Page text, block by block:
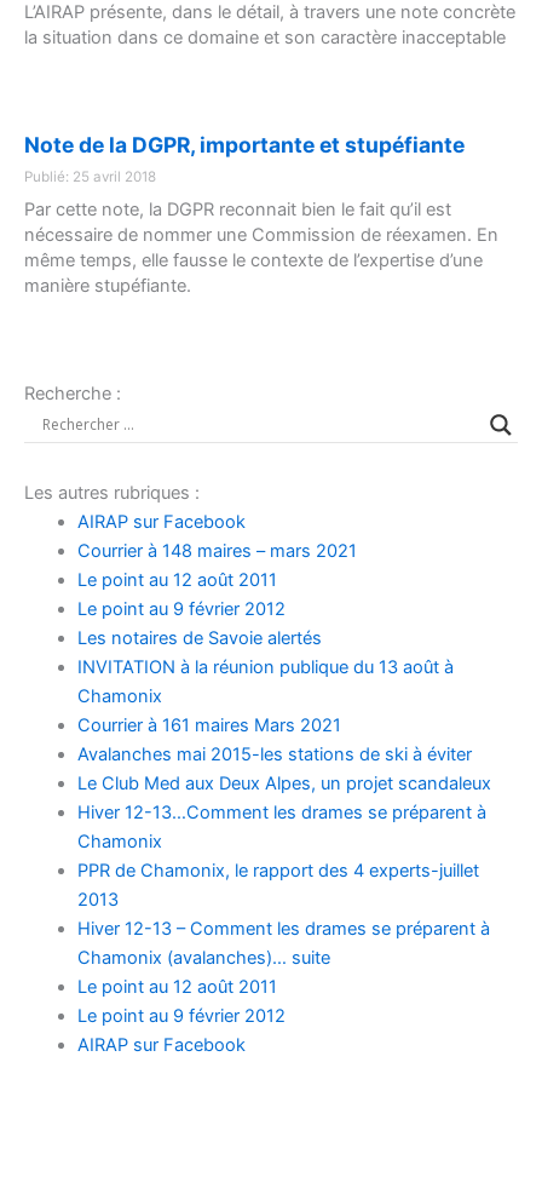
L’AIRAP présente, dans le détail, à travers une note concrète
la situation dans ce domaine et son caractère inacceptable
Note de la DGPR, importante et stupéfiante
Publié: 25 avril 2018
Par cette note, la DGPR reconnait bien le fait qu’il est
nécessaire de nommer une Commission de réexamen. En
même temps, elle fausse le contexte de l’expertise d’une
manière stupéfiante.
Recherche :
Les autres rubriques :
AIRAP sur Facebook
Courrier à 148 maires – mars 2021
Le point au 12 août 2011
Le point au 9 février 2012
Les notaires de Savoie alertés
INVITATION à la réunion publique du 13 août à
Chamonix
Courrier à 161 maires Mars 2021
Avalanches mai 2015-les stations de ski à éviter
Le Club Med aux Deux Alpes, un projet scandaleux
Hiver 12-13…Comment les drames se préparent à
Chamonix
PPR de Chamonix, le rapport des 4 experts-juillet
2013
Hiver 12-13 – Comment les drames se préparent à
Chamonix (avalanches)… suite
Le point au 12 août 2011
Le point au 9 février 2012
AIRAP sur Facebook